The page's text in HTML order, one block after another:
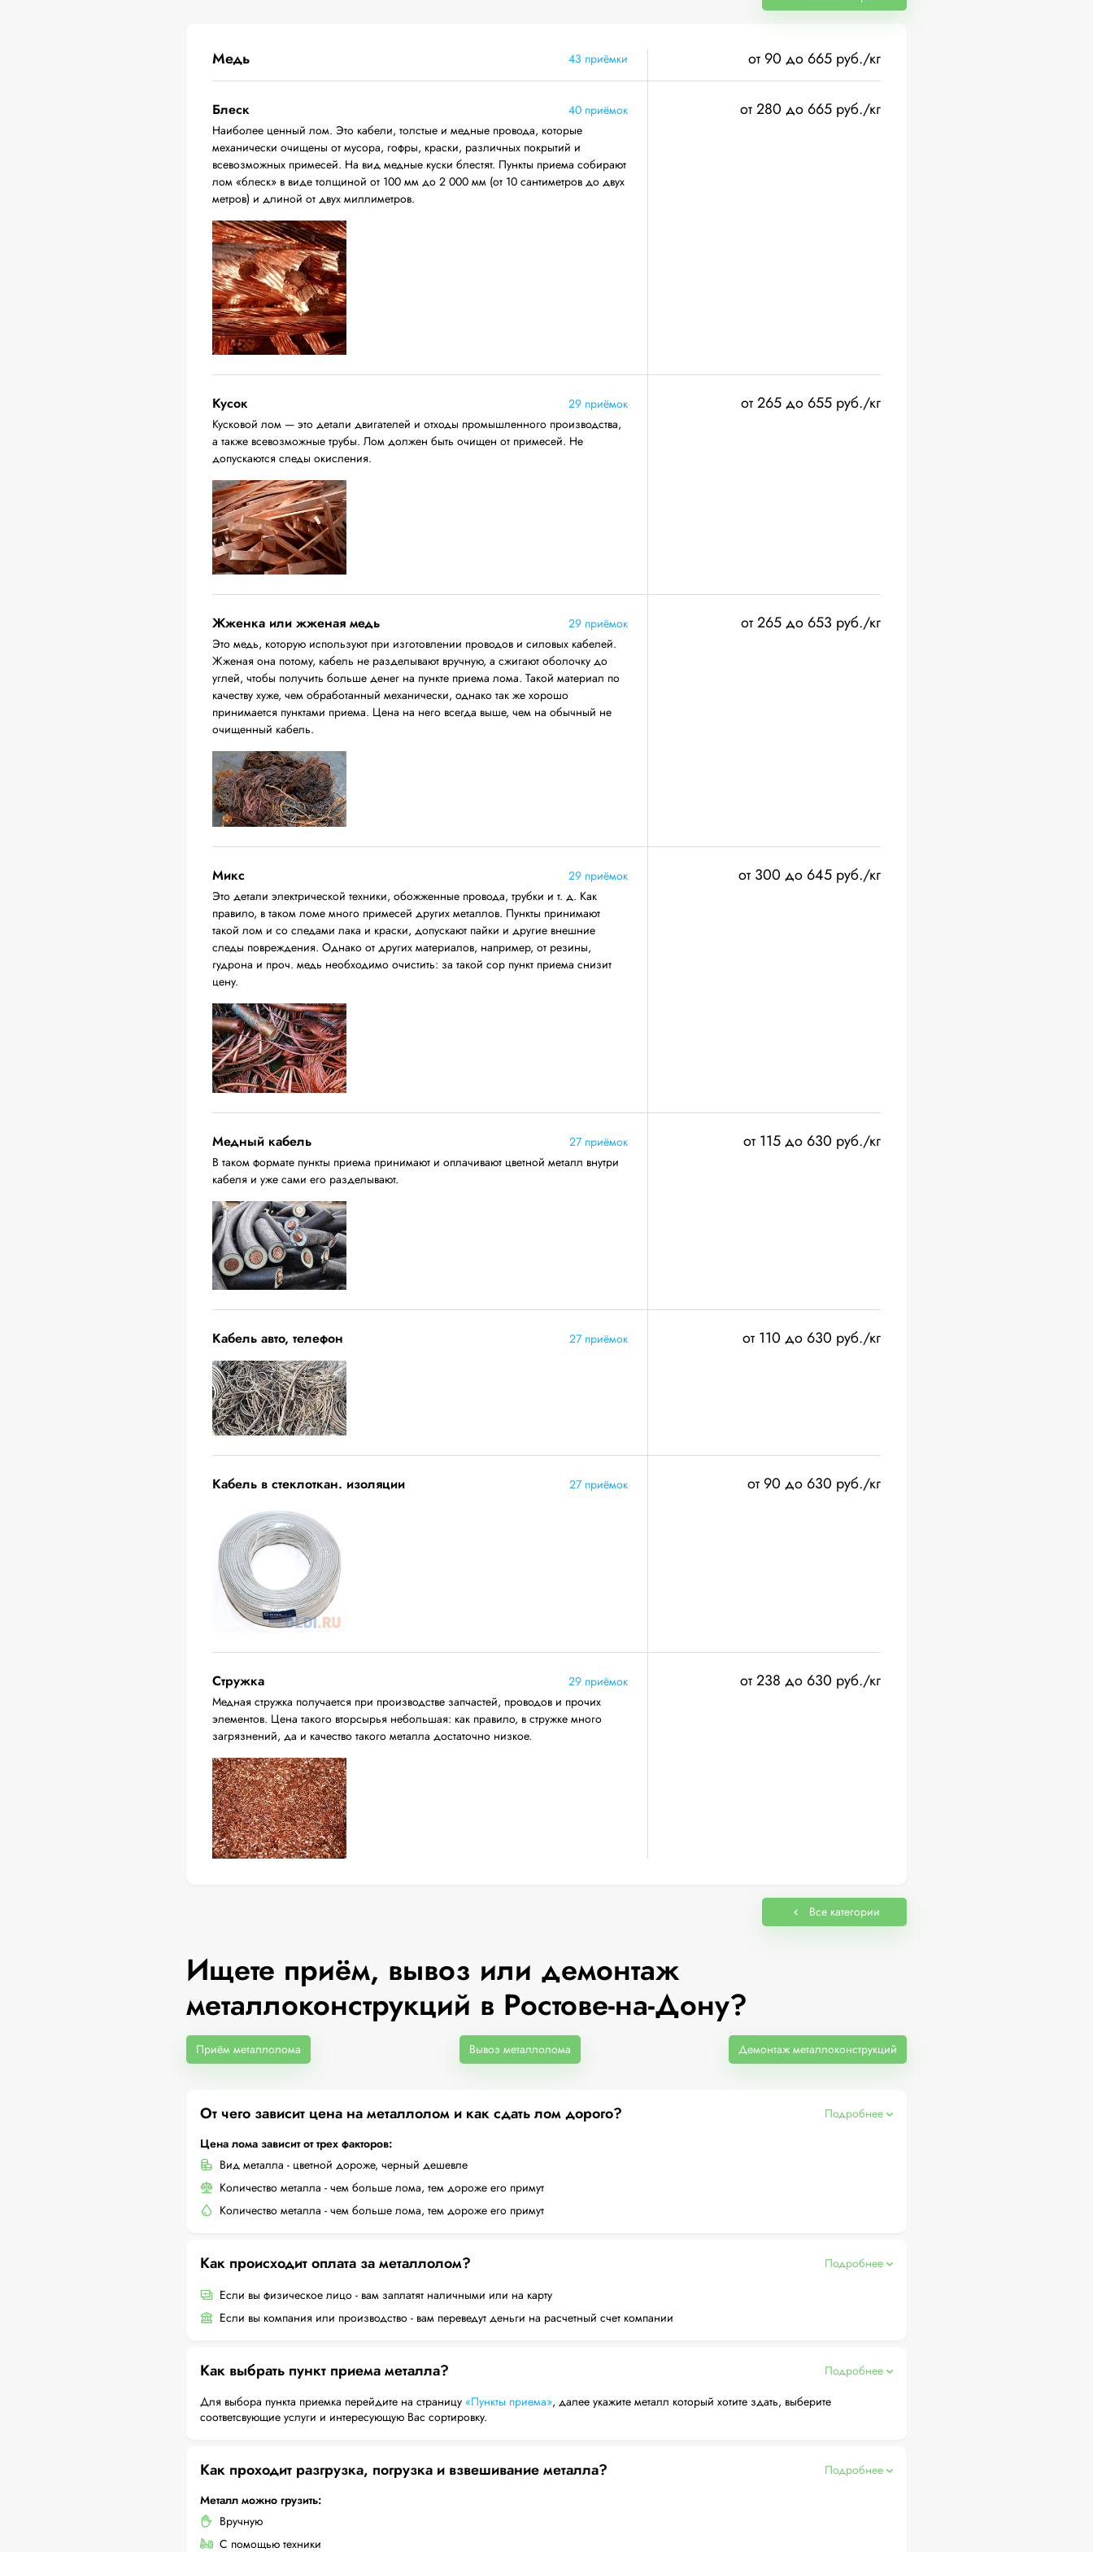
Медь 43 приёмки от 90 до 665 руб./кг
Блеск
40 приёмок
Наиболее ценный лом. Это кабели, толстые и медные провода, которые
механически очищены от мусора, гофры, краски, различных покрытий и
всевозможных примесей. На вид медные куски блестят. Пункты приема собирают
лом «блеск» в виде толщиной от 100 мм до 2 000 мм (от 10 сантиметров до двух
метров) и длиной от двух миллиметров.
от 280 до 665 руб./кг
Кусок
29 приёмок
Кусковой лом — это детали двигателей и отходы промышленного производства,
а также всевозможные трубы. Лом должен быть очищен от примесей. Не
допускаются следы окисления.
от 265 до 655 руб./кг
Жженка или жженая медь
29 приёмок
Это медь, которую используют при изготовлении проводов и силовых кабелей.
Жженая она потому, кабель не разделывают вручную, а сжигают оболочку до
углей, чтобы получить больше денег на пункте приема лома. Такой материал по
качеству хуже, чем обработанный механически, однако так же хорошо
принимается пунктами приема. Цена на него всегда выше, чем на обычный не
очищенный кабель.
от 265 до 653 руб./кг
Микс
29 приёмок
Это детали электрической техники, обожженные провода, трубки и т. д. Как
правило, в таком ломе много примесей других металлов. Пункты принимают
такой лом и со следами лака и краски, допускают пайки и другие внешние
следы повреждения. Однако от других материалов, например, от резины,
гудрона и проч. медь необходимо очистить: за такой сор пункт приема снизит
цену.
от 300 до 645 руб./кг
Медный кабель
27 приёмок
В таком формате пункты приема принимают и оплачивают цветной металл внутри
кабеля и уже сами его разделывают.
от 115 до 630 руб./кг
Кабель авто, телефон 27 приёмок от 110 до 630 руб./кг
Кабель в стеклоткан. изоляции 27 приёмок от 90 до 630 руб./кг
Стружка
29 приёмок
Медная стружка получается при производстве запчастей, проводов и прочих
элементов. Цена такого вторсырья небольшая: как правило, в стружке много
загрязнений, да и качество такого металла достаточно низкое.
от 238 до 630 руб./кг
Все категории
Ищете приём, вывоз или демонтаж
металлоконструкций в Ростове-на-Дону?
Приём металлолома Вывоз металлолома Демонтаж металлоконструкций
От чего зависит цена на металлолом и как сдать лом дорого?
Подробнее
Цена лома зависит от трех факторов:
Вид металла - цветной дороже, черный дешевле
Количество металла - чем больше лома, тем дороже его примут
Количество металла - чем больше лома, тем дороже его примут
Как происходит оплата за металлолом?
Подробнее
Если вы физическое лицо - вам заплатят наличными или на карту
Если вы компания или производство - вам переведут деньги на расчетный счет компании
Как выбрать пункт приема металла?
Подробнее
Для выбора пункта приемка перейдите на страницу «Пункты приема», далее укажите металл который хотите здать, выберите
соответсвующие услуги и интересующую Вас сортировку.
Как проходит разгрузка, погрузка и взвешивание металла?
Подробнее
Металл можно грузить:
Вручную
С помощью техники